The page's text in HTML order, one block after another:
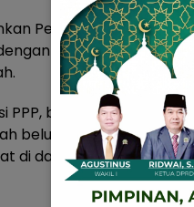
Pemerintah Daerah
RPJMD Barito
belanja maupun
belum tepat sasaran
di daerah Barito Utara.